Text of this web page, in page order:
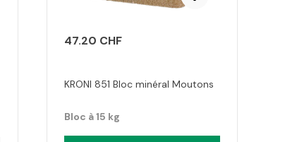
47.20 CHF
KRONI 851 Bloc minéral Moutons
Bloc à 15 kg